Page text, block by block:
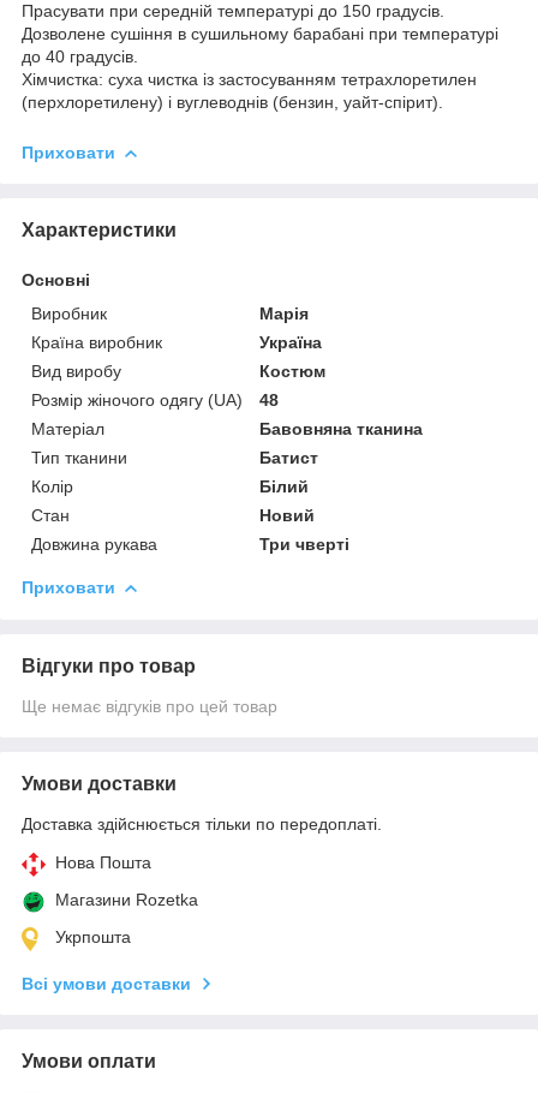
Прасувати при середній температурі до 150 градусів.
Дозволене сушіння в сушильному барабані при температурі
до 40 градусів.
Хімчистка: суха чистка із застосуванням тетрахлоретилен
(перхлоретилену) і вуглеводнів (бензин, уайт-спірит).
Приховати
Характеристики
Основні
Виробник
Марія
Країна виробник
Україна
Вид виробу
Костюм
Розмір жіночого одягу (UA)
48
Матеріал
Бавовняна тканина
Тип тканини
Батист
Колір
Білий
Стан
Новий
Довжина рукава
Три чверті
Приховати
Відгуки про товар
Ще немає відгуків про цей товар
Умови доставки
Доставка здійснюється тільки по передоплаті.
Нова Пошта
Магазини Rozetka
Укрпошта
Всі умови доставки
Умови оплати